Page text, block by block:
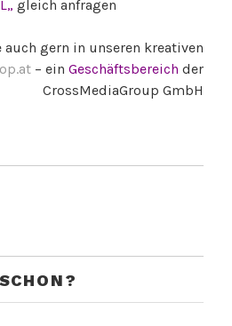
„ gleich anfragen
auch gern in unseren kreativen
– ein Geschäftsbereich der
CrossMediaGroup GmbH